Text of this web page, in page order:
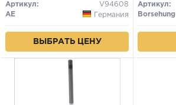
Артикул:
V94608
AE
Германия
ВЫБРАТЬ ЦЕНУ
Артикул:
Borsehung